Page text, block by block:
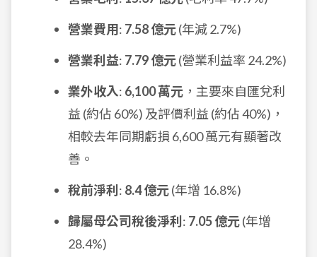
營業費用: 7.58 億元(年減 2.7%)
營業利益: 7.79 億元(營業利益率 24.2%)
業外收入: 6,100 萬元 ，主要來自匯兌利
益 (約佔 60%) 及評價利益 (約佔 40%)，
相較去年同期虧損 6,600 萬元有顯著改
善。
稅前淨利 : 8.4 億元(年增 16.8%)
歸屬母公司稅後淨利 : 7.05 億元(年增
28.4%)